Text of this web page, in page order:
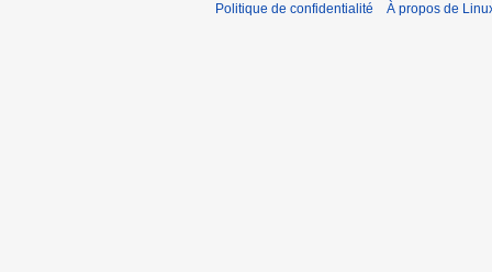
Politique de confidentialité À propos de